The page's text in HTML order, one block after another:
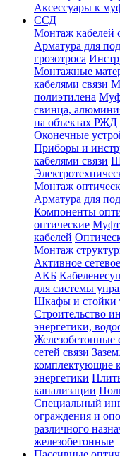
Аксессуары к
ССД
Монтаж кабелей
Арматура для
грозотроса
Монтажные
кабелями связи
полиэтилена
свинца,
на объектах РЖД
Оконечные
Приборы и
кабелями связи
Монтаж
Арматура для
Компоненты
оптические
кабелей
Монтаж
Активное
АКБ
для системы
Шкафы и стойки
Строительство
энергетики,
Железобетонные
сетей связи
комплектующие
энергетики
канализации
Специальный
ограждения и
различного
железобетонные